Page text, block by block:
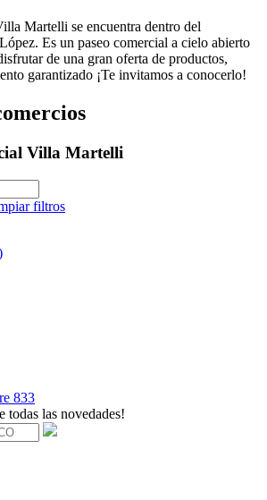
Martelli se encuentra dentro del
Es un paseo comercial a cielo abierto
de una gran oferta de productos,
garantizado ¡Te invitamos a conocerlo!
Villa Martelli
filtros
833
todas las novedades!